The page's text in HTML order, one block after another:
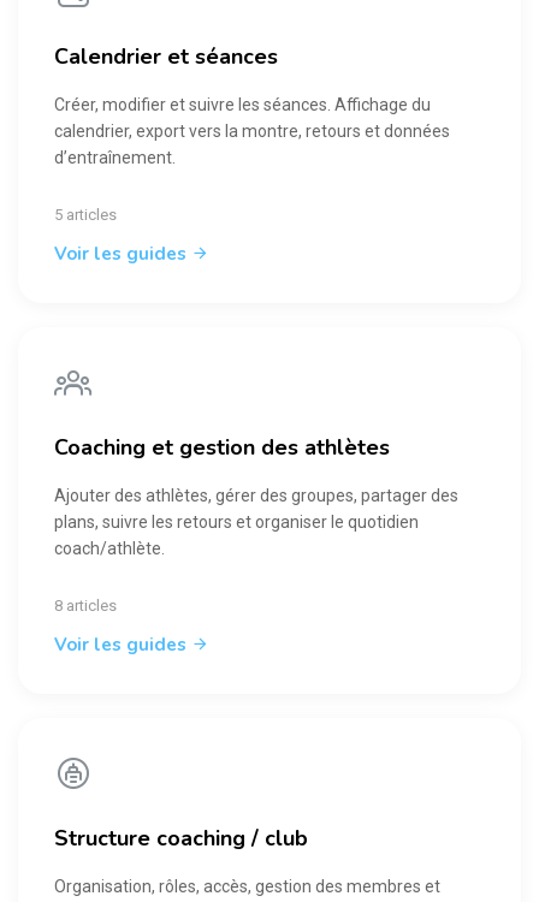
Calendrier et séances
Créer, modifier et suivre les séances. Affichage du
calendrier, export vers la montre, retours et données
d’entraînement.
5 articles
Voir les guides
Coaching et gestion des athlètes
Ajouter des athlètes, gérer des groupes, partager des
plans, suivre les retours et organiser le quotidien
coach/athlète.
8 articles
Voir les guides
Structure coaching / club
Organisation, rôles, accès, gestion des membres et